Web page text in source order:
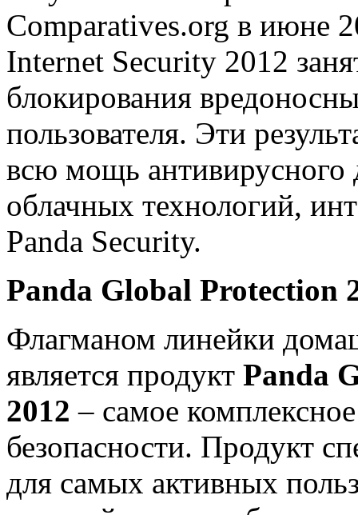
Comparatives.org в июне
Internet Security 2012
блокирования
пользователя. Эти
всю мощь
облачных технологий,
Panda Security.
Panda Global Protection
Флагманом линейки
является продукт Panda
2012 – самое
безопасности. Продукт
для самых активных